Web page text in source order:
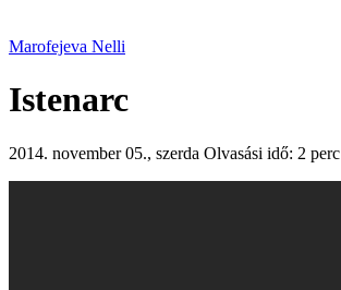
Marofejeva Nelli
Istenarc
2014. november 05., szerda Olvasási idő: 2 perc